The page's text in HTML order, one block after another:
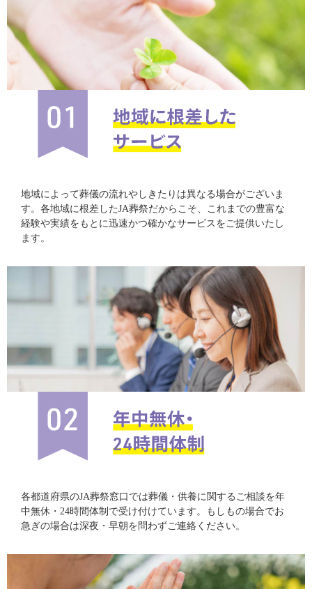
地域によって葬儀の流れやしきたりは異なる場合がございま
す。各地域に根差したJA葬祭だからこそ、これまでの豊富な
経験や実績をもとに迅速かつ確かなサービスをご提供いたし
ます。
各都道府県のJA葬祭窓口では葬儀・供養に関するご相談を年
中無休・24時間体制で受け付けています。もしもの場合でお
急ぎの場合は深夜・早朝を問わずご連絡ください。